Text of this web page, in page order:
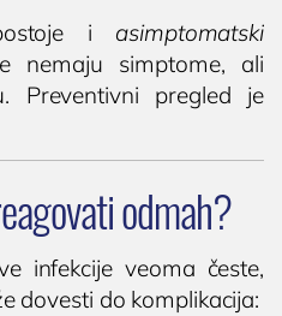
i asimptomatski
nemaju simptome, ali
Preventivni pregled je
odmah?
infekcije veoma česte,
dovesti do komplikacija: